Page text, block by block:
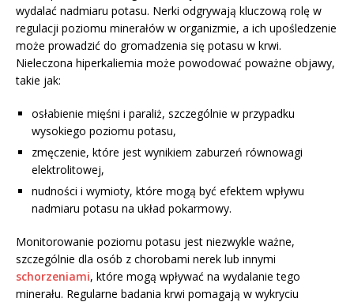
wydalać nadmiaru potasu. Nerki odgrywają kluczową rolę w
regulacji poziomu minerałów w organizmie, a ich upośledzenie
może prowadzić do gromadzenia się potasu w krwi.
Nieleczona hiperkaliemia może powodować poważne objawy,
takie jak:
osłabienie mięśni i paraliż, szczególnie w przypadku
wysokiego poziomu potasu,
zmęczenie, które jest wynikiem zaburzeń równowagi
elektrolitowej,
nudności i wymioty, które mogą być efektem wpływu
nadmiaru potasu na układ pokarmowy.
Monitorowanie poziomu potasu jest niezwykle ważne,
szczególnie dla osób z chorobami nerek lub innymi
schorzeniami, które mogą wpływać na wydalanie tego
minerału. Regularne badania krwi pomagają w wykryciu